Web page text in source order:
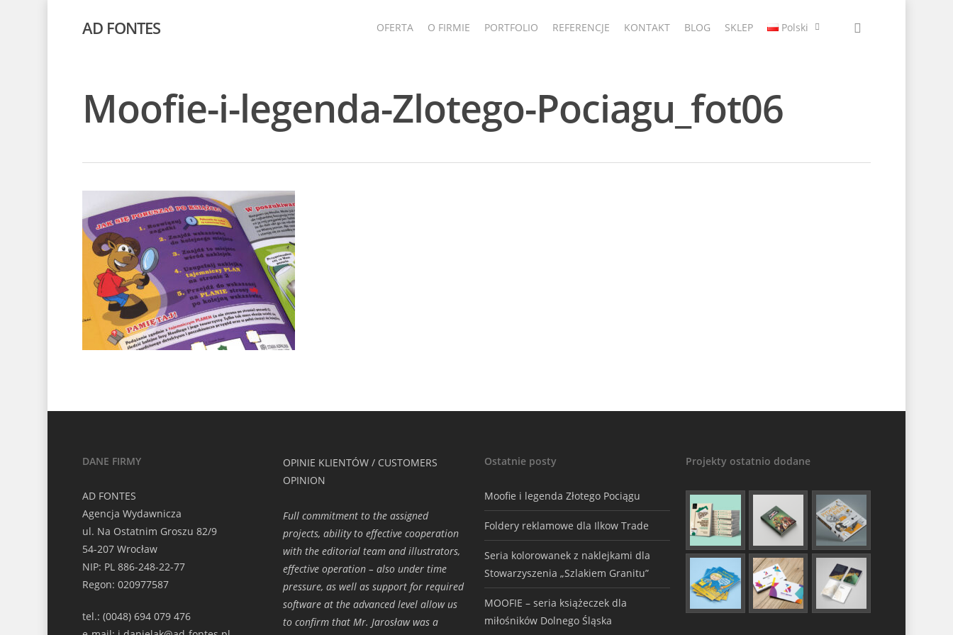
AD FONTES OFERTA O FIRMIE PORTFOLIO REFERENCJE KONTAKT BLOG SKLEP Polski
Moofie-i-legenda-Zlotego-Pociagu_fot06
DANE FIRMY
AD FONTES
Agencja Wydawnicza
ul. Na Ostatnim Groszu 82/9
54-207 Wrocław
NIP: PL 886-248-22-77
Regon: 020977587
tel.: (0048) 694 079 476
OPINIE KLIENTÓW / CUSTOMERS
OPINION
Full commitment to the assigned
projects, ability to effective cooperation
with the editorial team and illustrators,
effective operation – also under time
pressure, as well as support for required
software at the advanced level allow us
to confirm that Mr. Jarosław was a
Ostatnie posty
Moofie i legenda Złotego Pociągu
Foldery reklamowe dla Ilkow Trade
Seria kolorowanek z naklejkami dla
Stowarzyszenia „Szlakiem Granitu”
MOOFIE – seria książeczek dla
miłośników Dolnego Śląska
Projekty ostatnio dodane